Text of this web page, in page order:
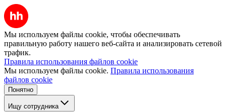
Мы используем файлы cookie, чтобы обеспечивать
правильную работу нашего веб-сайта и анализировать сетевой
трафик.
Правила использования файлов cookie
Мы используем файлы cookie. Правила использования
файлов cookie
Понятно
Ищу сотрудника